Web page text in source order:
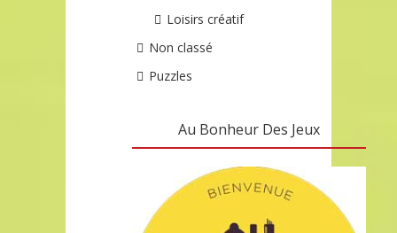
Loisirs créatif
Non classé
Puzzles
Au Bonheur Des Jeux